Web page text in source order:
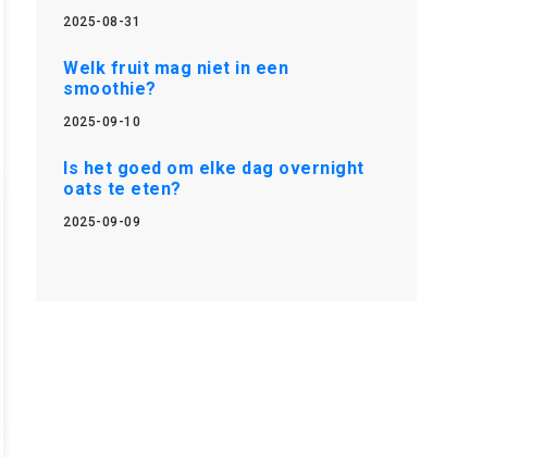
2025-08-31
Welk fruit mag niet in een
smoothie?
2025-09-10
Is het goed om elke dag overnight
oats te eten?
2025-09-09